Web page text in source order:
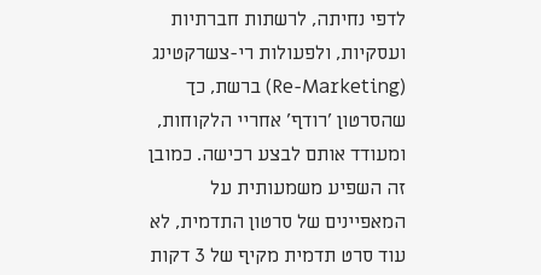
לדפי נחיתה, לרשתות חברתיות
ועסקיות, ולפעולות רי-צשרקטינג
(Re-Marketing) ברשת, כך
שהסרטון 'רודף' אחריי הלקוחות,
ומעודד אותם לבצע רכישה. כמובן
זה השפיע משמעותית על
המאפיינים של סרטון התדמית, לא
עוד סרט תדמית מקיף של 3 דקות